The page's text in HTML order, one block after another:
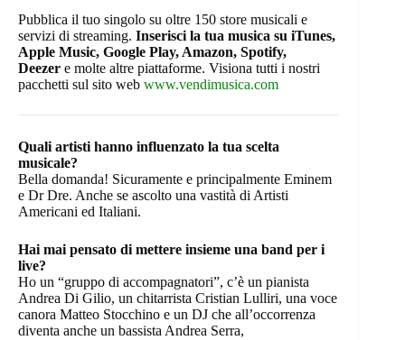
Pubblica il tuo singolo su oltre 150 store musicali e
servizi di streaming. Inserisci la tua musica su iTunes,
Apple Music, Google Play, Amazon, Spotify,
Deezer e molte altre piattaforme. Visiona tutti i nostri
pacchetti sul sito web www.vendimusica.com
Quali artisti hanno influenzato la tua scelta
musicale?
Bella domanda! Sicuramente e principalmente Eminem
e Dr Dre. Anche se ascolto una vastità di Artisti
Americani ed Italiani.
Hai mai pensato di mettere insieme una band per i
live?
Ho un “gruppo di accompagnatori”, c’è un pianista
Andrea Di Gilio, un chitarrista Cristian Lulliri, una voce
canora Matteo Stocchino e un DJ che all’occorrenza
diventa anche un bassista Andrea Serra,